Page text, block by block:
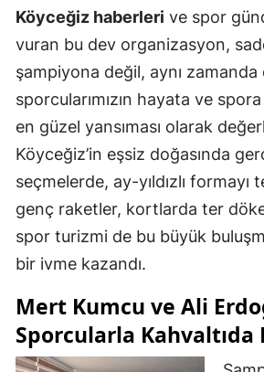
Köyceğiz haberleri ve spor
vuran bu dev organizasyon,
şampiyona değil, aynı zamanda
sporcularımızın hayata ve
en güzel yansıması olarak
Köyceğiz’in eşsiz doğasında
seçmelerde, ay-yıldızlı
genç raketler, kortlarda ter
spor turizmi de bu büyük
bir ivme kazandı.
Mert Kumcu ve Ali
Sporcularla Kahvaltıda